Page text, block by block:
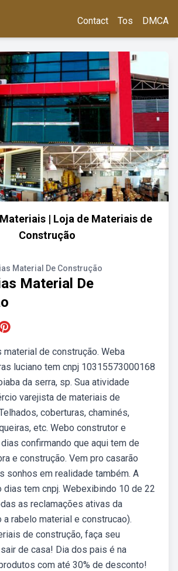
Contact Tos DMCA
| Loja de Materiais de
Construção
Material De Construção
Material De
material de construção. Weba
luciano tem cnpj 10315573000168
da serra, sp. Sua atividade
varejista de materiais de
coberturas, chaminés,
etc. Webo construtor e
confirmando que aqui tem de
e construção. Vem pro casarão
sonhos em realidade também. A
dias tem cnpj. Webexibindo 10 de 22
as reclamações ativas da
a rabelo material e construcao).
de construção, faça seu
de casa! Dia dos pais é na
com até 30% de desconto!